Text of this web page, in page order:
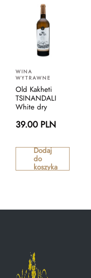
WINA
WYTRAWNE
Old Kakheti
TSINANDALI
White dry
39.00 PLN
Dodaj
do
koszyka